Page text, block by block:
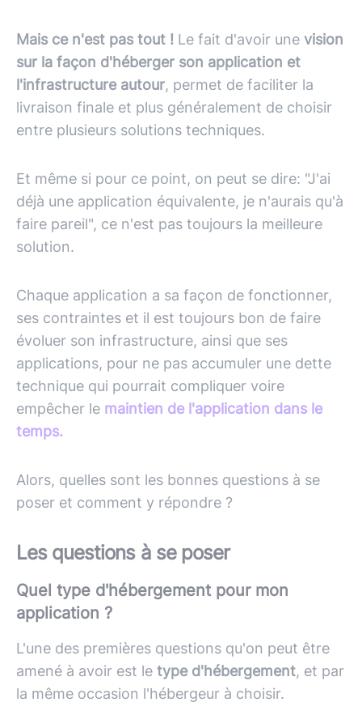
Mais ce n'est pas tout ! Le fait d'avoir une vision
sur la façon d'héberger son application et
l'infrastructure autour, permet de faciliter la
livraison finale et plus généralement de choisir
entre plusieurs solutions techniques.
Et même si pour ce point, on peut se dire: "J'ai
déjà une application équivalente, je n'aurais qu'à
faire pareil", ce n'est pas toujours la meilleure
solution.
Chaque application a sa façon de fonctionner,
ses contraintes et il est toujours bon de faire
évoluer son infrastructure, ainsi que ses
applications, pour ne pas accumuler une dette
technique qui pourrait compliquer voire
empêcher le maintien de l'application dans le
temps.
Alors, quelles sont les bonnes questions à se
poser et comment y répondre ?
Les questions à se poser
Quel type d'hébergement pour mon
application ?
L'une des premières questions qu'on peut être
amené à avoir est le type d'hébergement, et par
la même occasion l'hébergeur à choisir.